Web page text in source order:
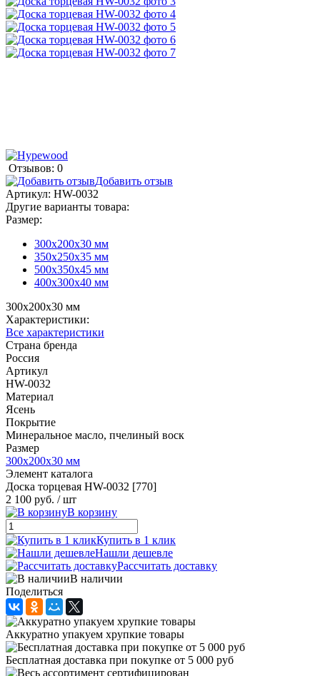
Отзывов: 0
Добавить отзыв
Артикул: HW-0032
Другие варианты товара:
Размер:
300х200х30 мм
350х250х35 мм
500х350х45 мм
400х300х40 мм
300х200х30 мм
Характеристики:
Все характеристики
Страна бренда
Россия
Артикул
HW-0032
Материал
Ясень
Покрытие
Минеральное масло, пчелиный воск
Размер
300х200х30 мм
Элемент каталога
Доска торцевая HW-0032 [770]
2 100 руб. / шт
В корзину
Купить в 1 клик
Нашли дешевле
Рассчитать доставку
В наличии
Поделиться
Аккуратно упакуем хрупкие товары
Бесплатная доставка при покупке от 5 000 руб